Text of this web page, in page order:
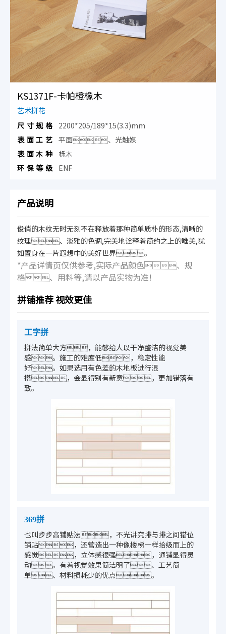
KS1371F-卡帕橙橡木
艺术拼花
尺寸规格
2200*205/189*15(3.3)mm
表面工艺 平面、光触媒
表面木种
栎木
环保等级
ENF
产品说明
俊俏的木纹无时无刻不在释放着那种简单质朴的形态,清晰的
纹理、淡雅的色调,完美地诠释着简约之上的唯美,犹
如置身在一片遐想中的美好世界。
*产品详情页仅供参考,实际产品颜色、规
格、用料等,请以产品实物为准!
拼铺推荐 视效更佳
工字拼
拼法简单大方，能够给人以干净整洁的视觉美
感。施工的难度低，稳定性能
好。如果选用有色差的木地板进行混
搭，会显得别有新意，更加错落有
致。
369拼
也叫步步高铺贴法，不光讲究排与排之间错位
铺贴，还营造出一种像楼梯一样拾级而上的
感觉，立体感很强，通铺显得灵
动。有着视觉效果简洁明了、工艺简
单、材料损耗少的优点。